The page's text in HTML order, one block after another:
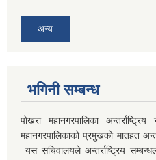
अन्य
भगिनी सम्बन्ध
पोखरा महानगरपालिका
महानगरपालिकाको प्रमुखको मातहत
यस सचिवालयले अन्तर्राष्ट्रिय